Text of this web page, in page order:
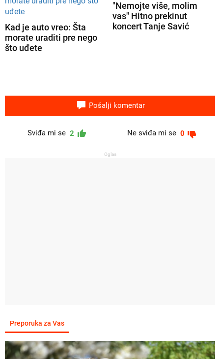
Kad je auto vreo: Šta
morate uraditi pre nego
što uđete
"Nemojte više, molim
vas" Hitno prekinut
koncert Tanje Savić
Pošalji komentar
Sviđa mi se 2 Ne sviđa mi se 0
Oglas
Preporuka za Vas